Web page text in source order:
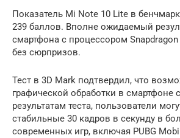
Показатель Mi Note 10 Lite в
239 баллов. Вполне ожидаемый
смартфона с процессором
без сюрпризов.
Тест в 3D Mark подтвердил, что
графической обработки в смартфоне
результатам теста, пользователи
стабильные 30 кадров в секунду в
современных игр, включая PUBG